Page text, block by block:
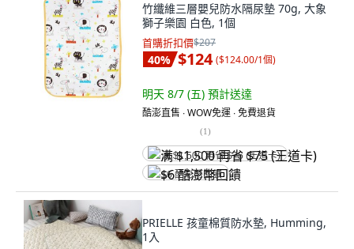
竹纖維三層嬰兒防水隔尿墊 70g, 大象
獅子樂園 白色, 1個
首購折扣價$207
40% $124 ($124.00/1個)
明天 8/7 (五) 預計送達
酷澎直售 ∙ WOW免運 ∙ 免費退貨
(1)
满 $1,500 再省 $75 (王道卡)
$6 酷澎幣回饋
PRIELLE 孩童棉質防水墊, Humming,
1入